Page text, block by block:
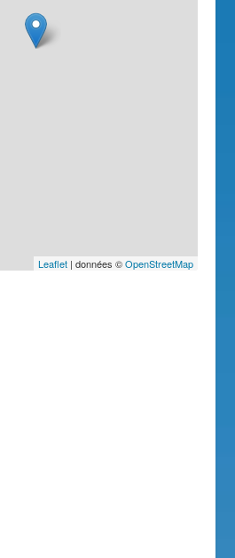
Leaflet| données ©OpenStreetMap